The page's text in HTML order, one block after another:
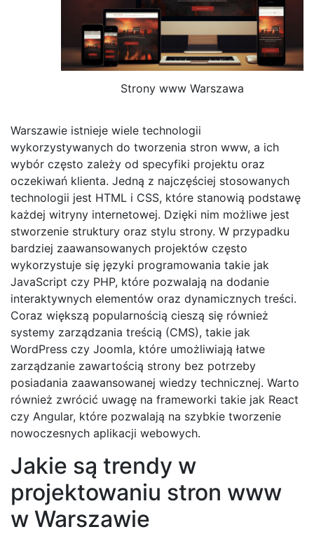
Strony www Warszawa
Warszawie istnieje wiele technologii
wykorzystywanych do tworzenia stron www, a ich
wybór często zależy od specyfiki projektu oraz
oczekiwań klienta. Jedną z najczęściej stosowanych
technologii jest HTML i CSS, które stanowią podstawę
każdej witryny internetowej. Dzięki nim możliwe jest
stworzenie struktury oraz stylu strony. W przypadku
bardziej zaawansowanych projektów często
wykorzystuje się języki programowania takie jak
JavaScript czy PHP, które pozwalają na dodanie
interaktywnych elementów oraz dynamicznych treści.
Coraz większą popularnością cieszą się również
systemy zarządzania treścią (CMS), takie jak
WordPress czy Joomla, które umożliwiają łatwe
zarządzanie zawartością strony bez potrzeby
posiadania zaawansowanej wiedzy technicznej. Warto
również zwrócić uwagę na frameworki takie jak React
czy Angular, które pozwalają na szybkie tworzenie
nowoczesnych aplikacji webowych.
Jakie są trendy w
projektowaniu stron www
w Warszawie